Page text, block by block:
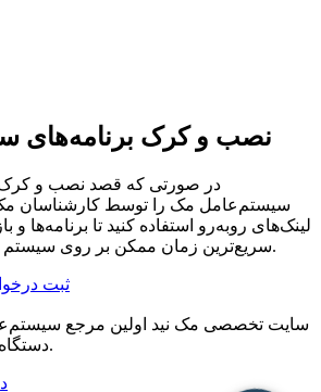
نصب و کرک برنامه‌های
در صورتی که قصد نصب و کرک
سیستم‌عامل مک را توسط کارشناسان مک
لینک‌های رو‌به‌رو استفاده کنید تا برنامه‌ها
سریع‌ترین زمان ممکن بر روی سیستم شما نصب و کرک شود.
ثبت
سایت تخصصی مک نید اولین مرجع
دستگاه‌های اپل در ایران است.